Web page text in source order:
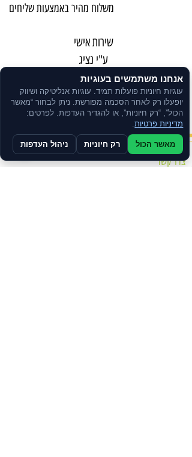
משלוח מהיר באמצעות שליחים
שירות אישי
ע"י נציג
ניתן לרכוש
בתשלומים
צרו קשר
אנחנו משתמשים בעוגיות
עוגיות חיוניות פועלות תמיד. עוגיות אנליטיקה ושיווק
יופעלו רק לאחר הסכמה מפורשת. ניתן לבחור “מאשר
הכול”, “רק חיוניות”, או להגדיר העדפות. לפרטים:
מדיניות פרטיות.
מאשר הכול רק חיוניות ניהול העדפות